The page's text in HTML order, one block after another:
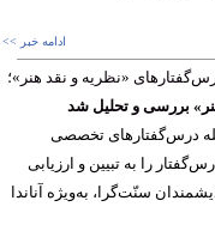
ادامه خبر >>
«نظریه و نقد هنر»؛
بررسی و تحلیل شد
درس‌گفتارهای تخصصی
را به تبیین و ارزیابی
سنّت‌گرا، به‌ویژه آناندا